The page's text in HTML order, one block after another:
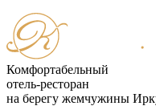
Комфортабельный
отель-ресторан
на берегу жемчужины